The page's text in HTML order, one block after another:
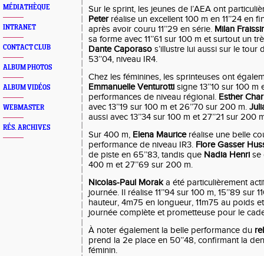
MÉDIATHÈQUE
INTRANET
CONTACT CLUB
ALBUM PHOTOS
ALBUM VIDÉOS
WEBMASTER
RÉS. ARCHIVES
Sur le sprint, les jeunes de l’AEA ont
Peter réalise un excellent 100 m en 11’’24 en
après avoir couru 11’’29 en série. Milan
sa forme avec 11’’61 sur 100 m et surtout un
Dante Caporaso s’illustre lui aussi sur le tour
53’’04, niveau IR4.
Chez les féminines, les sprinteuses ont
Emmanuelle Venturotti signe 13’’10 sur 100
performances de niveau régional. Esther
avec 13’’19 sur 100 m et 26’’70 sur 200 m.
aussi avec 13’’34 sur 100 m et 27’’21 sur 200
Sur 400 m, Elena Mauriceréalise une belle
performance de niveau IR3. Flore Gasser
de piste en 65’’83, tandis que Nadia Henri se
400 m et 27’’69 sur 200 m.
Nicolas-Paul Moraka été particulièrement
journée. Il réalise 11’’94 sur 100 m, 15’’89 sur
hauteur, 4m75 en longueur, 11m75 au poids
journée complète et prometteuse pour le
À noter également la belle performance du
prend la 2e place en 50’’48, confirmant la
féminin.